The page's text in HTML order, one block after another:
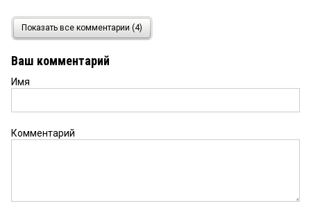
28 ноября 2021 в 15:19:
Короче «склифосовский» — традиционно
радостях помнится баблища стырил — лимон
(многократно). Собственно, это уже традиция?
Показать все комментарии (4)
Ваш комментарий
Имя
Комментарий